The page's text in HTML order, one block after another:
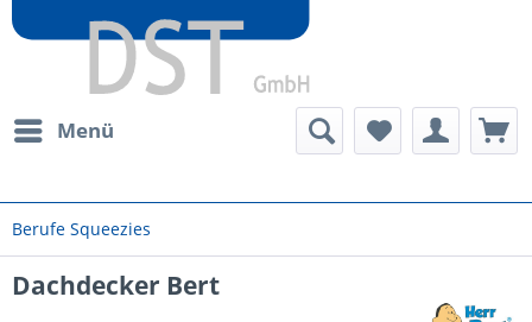
Menü
Berufe Squeezies
Dachdecker Bert